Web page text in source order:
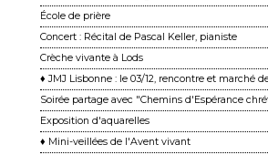
École de prière
Concert : Récital de Pascal Keller, pianiste
Crèche vivante à Lods
♦ JMJ Lisbonne : le 03/12, rencontre et marché
Soirée partage avec "Chemins d'Espérance
Exposition d'aquarelles
♦ Mini-veillées de l'Avent vivant